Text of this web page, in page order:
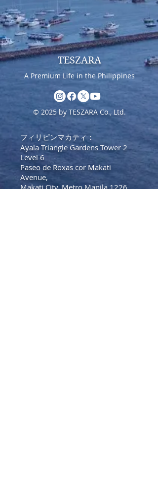
TESZARA
A Premium Life in the Philippines
© 2025 by TESZARA Co., Ltd.
フィリピンマカティ：
Ayala Triangle Gardens Tower 2
Level 6
Paseo de Roxas cor Makati
Avenue,
Makati City, Metro Manila 1226